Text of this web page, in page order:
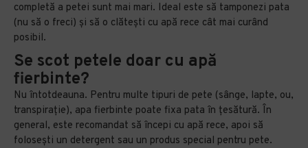
completă a petei sunt mai mari. Ideal este să tamponezi pata
(nu să o freci) și să o clătești cu apă rece cât mai curând
posibil.
Se scot petele doar cu apă
fierbinte?
Nu întotdeauna. Pentru multe tipuri de pete (sânge, lapte, ou,
transpirație), apa fierbinte poate fixa pata în țesătură. În
general, este recomandat să începi cu apă rece, apoi să
folosești un detergent sau un produs special pentru pete.